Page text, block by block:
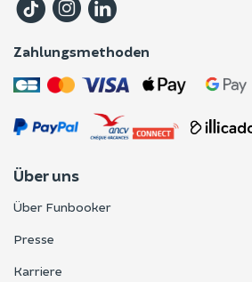
Zahlungsmethoden
Über uns
Über Funbooker
Presse
Karriere